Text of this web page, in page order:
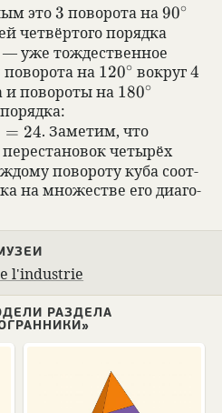
это3
3 пово­рота на90∘
чет­вёр­того порядка
уже тож­де­ствен­ное
пово­рота на 120^\circ
120∘ вокруг4
4
и пово­роты на 180^\circ
180∘
= 24. Заме­тим, что
четырёх
пово­роту куба соот­
на множе­стве его диаго­
l'industrie
РАЗДЕЛА